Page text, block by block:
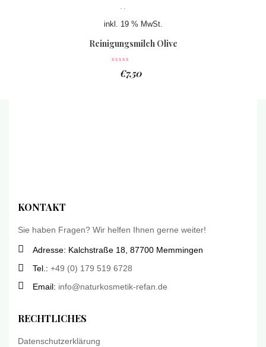
inkl. 19 % MwSt.
Reinigungsmilch Olive
€7,50
KONTAKT
Sie haben Fragen? Wir helfen Ihnen gerne weiter!
Adresse: Kalchstraße 18, 87700 Memmingen
Tel.: +49 (0) 179 519 6728
Email: info@naturkosmetik-refan.de
RECHTLICHES
Datenschutzerklärung